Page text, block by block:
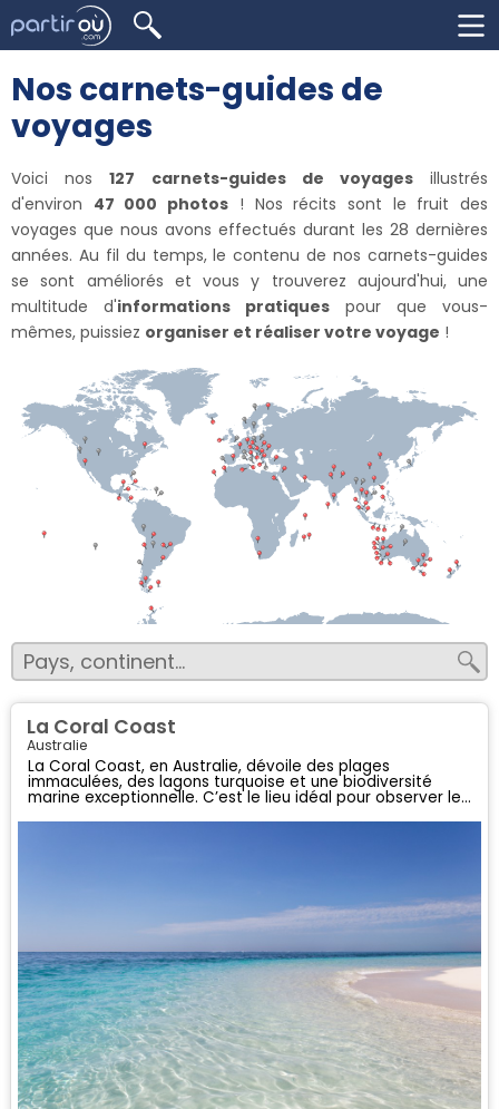
Nos carnets-guides de
voyages
Voici nos127 carnets-guides de voyagesillustrés
d'environ 47 000 photos ! Nos récits sont le fruit des
voyages que nous avons effectués durant les 28 dernières
années. Au fil du temps, le contenu de nos carnets-guides
se sont améliorés et vous y trouverez aujourd'hui, une
multitude d'informations pratiques pour que vous-
mêmes, puissiez organiser et réaliser votre voyage !
La Coral Coast
Australie
La Coral Coast, en Australie, dévoile des plages
immaculées, des lagons turquoise et une biodiversité
marine exceptionnelle. C’est le lieu idéal pour observer les
récifs coralliens, les dauphins, les requins-baleines... ou
simplement profiter de paysages paradisiaques.